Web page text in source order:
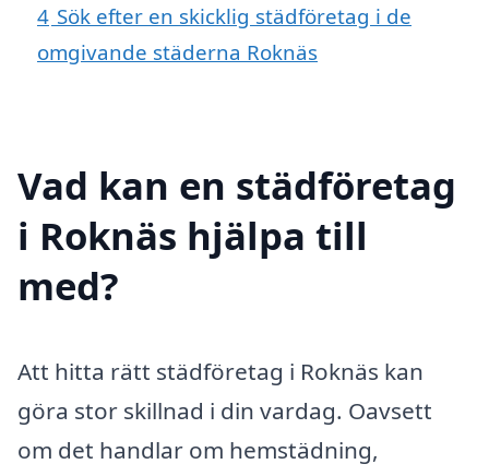
4 Sök efter en skicklig städföretag i de
omgivande städerna Roknäs
Vad kan en städföretag
i Roknäs hjälpa till
med?
Att hitta rätt städföretag i Roknäs kan
göra stor skillnad i din vardag. Oavsett
om det handlar om hemstädning,